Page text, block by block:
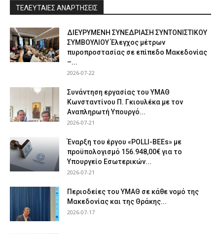
ΤΕΛΕΥΤΑΙΕΣ ΑΝΑΡΤΗΣΕΙΣ
ΔΙΕΥΡΥΜΕΝΗ ΣΥΝΕΔΡΙΑΣΗ ΣΥΝΤΟΝΙΣΤΙΚΟΥ
ΣΥΜΒΟΥΛΙΟΥ Έλεγχος μέτρων
πυροπροστασίας σε επίπεδο Μακεδονίας
–...
2026-07-22
Συνάντηση εργασίας του ΥΜΑΘ
Κωνσταντίνου Π. Γκιουλέκα με τον
Αναπληρωτή Υπουργό...
2026-07-21
Έναρξη του έργου «POLLI-BEEs» με
προϋπολογισμό 156.948,00€ για το
Υπουργείο Εσωτερικών...
2026-07-21
Περιοδείες του ΥΜΑΘ σε κάθε νομό της
Μακεδονίας και της Θράκης...
2026-07-17